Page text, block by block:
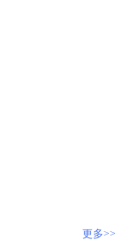
更多>>